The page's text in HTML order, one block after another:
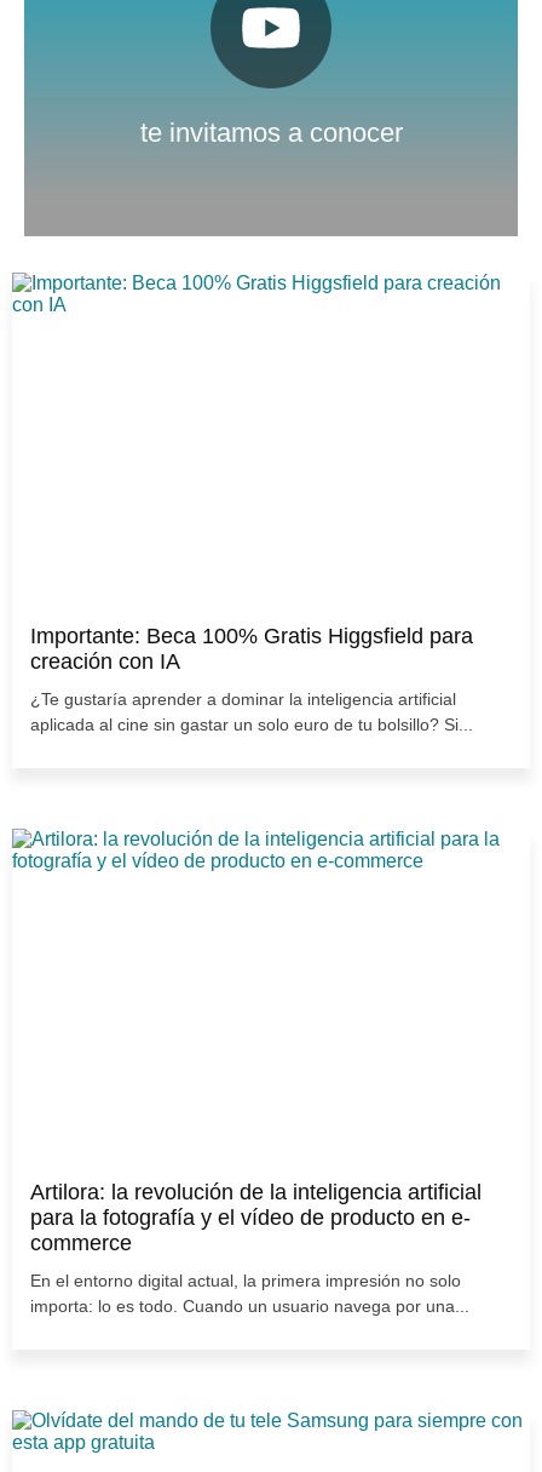
te invitamos a conocer
Pulsa aquí
Importante: Beca 100% Gratis Higgsfield para
creación con IA
¿Te gustaría aprender a dominar la inteligencia artificial
aplicada al cine sin gastar un solo euro de tu bolsillo? Si...
Artilora: la revolución de la inteligencia artificial
para la fotografía y el vídeo de producto en e-
commerce
En el entorno digital actual, la primera impresión no solo
importa: lo es todo. Cuando un usuario navega por una...